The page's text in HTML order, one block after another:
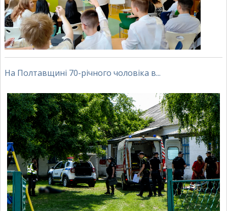
На Полтавщині 70-річного чоловіка в...